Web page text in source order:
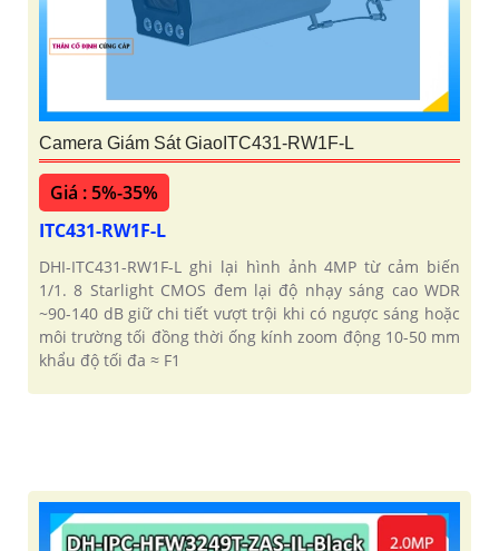
Camera Giám Sát GiaoITC431-RW1F-L
Giá : 5%-35%
ITC431-RW1F-L
DHI-ITC431-RW1F-L ghi lại hình ảnh 4MP từ cảm biến
1/1. 8 Starlight CMOS đem lại độ nhạy sáng cao WDR
~90-140 dB giữ chi tiết vượt trội khi có ngược sáng hoặc
môi trường tối đồng thời ống kính zoom động 10-50 mm
khẩu độ tối đa ≈ F1